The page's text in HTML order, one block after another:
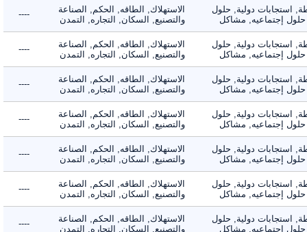
استجابات دولية, حلول
إجتماعيه, مشاكل
الاستهلاك, الطاقه, الحكم, الصناعة
والتصنيع, السكان, التجاره, التمدن
----
استجابات دولية, حلول
إجتماعيه, مشاكل
الاستهلاك, الطاقه, الحكم, الصناعة
والتصنيع, السكان, التجاره, التمدن
----
استجابات دولية, حلول
إجتماعيه, مشاكل
الاستهلاك, الطاقه, الحكم, الصناعة
والتصنيع, السكان, التجاره, التمدن
----
استجابات دولية, حلول
إجتماعيه, مشاكل
الاستهلاك, الطاقه, الحكم, الصناعة
والتصنيع, السكان, التجاره, التمدن
----
استجابات دولية, حلول
إجتماعيه, مشاكل
الاستهلاك, الطاقه, الحكم, الصناعة
والتصنيع, السكان, التجاره, التمدن
----
استجابات دولية, حلول
إجتماعيه, مشاكل
الاستهلاك, الطاقه, الحكم, الصناعة
والتصنيع, السكان, التجاره, التمدن
----
استجابات دولية, حلول
إجتماعيه, مشاكل
الاستهلاك, الطاقه, الحكم, الصناعة
والتصنيع, السكان, التجاره, التمدن
----